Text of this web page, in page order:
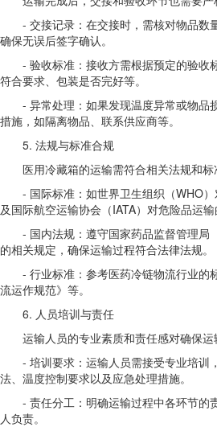
- 交接记录：在交接时，需核对物品数
确保无误后签字确认。
- 验收标准：接收方需根据预定的验收
符合要求、包装是否完好等。
- 异常处理：如果发现温度异常或物品
措施，如隔离物品、联系供应商等。
5. 法规与标准合规
医用冷藏箱的运输需符合相关法规和标
- 国际标准：如世界卫生组织（WHO
及国际航空运输协会（IATA）对危险品运输
- 国内法规：遵守国家药品监督管理局
的相关规定，确保运输过程符合法律法规。
- 行业标准：参考医药冷链物流行业的
流运作规范》等。
6. 人员培训与责任
运输人员的专业素质和责任感对确保运
- 培训要求：运输人员需接受专业培训
法、温度控制要求以及应急处理措施。
- 责任分工：明确运输过程中各环节的
人负责。